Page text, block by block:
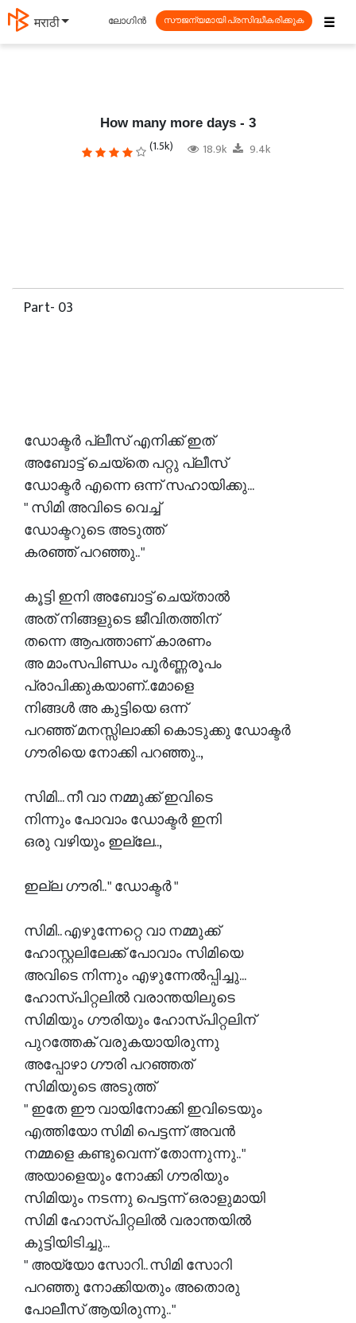
தமிழ் ☰
ലോഗിൻ സൗജന്യമായി പ്രസിദ്ധീകരിക്കുക
How many more days - 3
(1.5k) 18.9k 9.4k
Part- 03
ഡോക്ടർ പ്ലീസ് എനിക്ക് ഇത്
അബോട്ട് ചെയ്തെ പറ്റു പ്ലീസ്
ഡോക്ടർ എന്നെ ഒന്ന് സഹായിക്കു...
" സിമി അവിടെ വെച്ച്
ഡോക്ടറുടെ അടുത്ത്
കരഞ്ഞ് പറഞ്ഞു.. "
കൂട്ടി ഇനി അബോട്ട് ചെയ്താൽ
അത് നിങ്ങളുടെ ജീവിതത്തിന്
തന്നെ ആപത്താണ് കാരണം
അ മാംസപിണ്ഡം പൂർണ്ണരൂപം
പ്രാപിക്കുകയാണ്..മോളെ
നിങ്ങൾ അ കുട്ടിയെ ഒന്ന്
പറഞ്ഞ് മനസ്സിലാക്കി കൊടുക്കു ഡോക്ടർ
ഗൗരിയെ നോക്കി പറഞ്ഞു..,
സിമി... നീ വാ നമ്മുക്ക് ഇവിടെ
നിന്നും പോവാം ഡോക്ടർ ഇനി
ഒരു വഴിയും ഇല്ലേ..,
ഇല്ല ഗൗരി.. " ഡോക്ടർ "
സിമി.. എഴുന്നേറ്റെ വാ നമ്മുക്ക്
ഹോസ്റ്റലിലേക്ക് പോവാം സിമിയെ
അവിടെ നിന്നും എഴുന്നേൽപ്പിച്ചു...
ഹോസ്പിറ്റലിൽ വരാന്തയിലുടെ
സിമിയും ഗൗരിയും ഹോസ്പിറ്റലിന്
പുറത്തേക് വരുകയായിരുന്നു
അപ്പോഴാ ഗൗരി പറഞ്ഞത്
സിമിയുടെ അടുത്ത്
" ഇതേ ഈ വായിനോക്കി ഇവിടെയും
എത്തിയോ സിമി പെട്ടന്ന് അവൻ
നമ്മളെ കണ്ടുവെന്ന് തോന്നുന്നു.. "
അയാളെയും നോക്കി ഗൗരിയും
സിമിയും നടന്നു പെട്ടന്ന് ഒരാളുമായി
സിമി ഹോസ്പിറ്റലിൽ വരാന്തയിൽ
കുട്ടിയിടിച്ചു...
" അയ്യോ സോറി.. സിമി സോറി
പറഞ്ഞു നോക്കിയതും അതൊരു
പോലീസ് ആയിരുന്നു.. "